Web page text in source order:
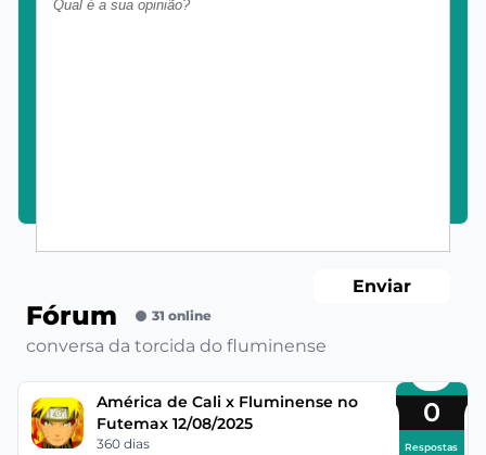
Enviar
Fórum 31 online
conversa da torcida do fluminense
América de Cali x Fluminense no
Futemax 12/08/2025
360 dias
0
Respostas